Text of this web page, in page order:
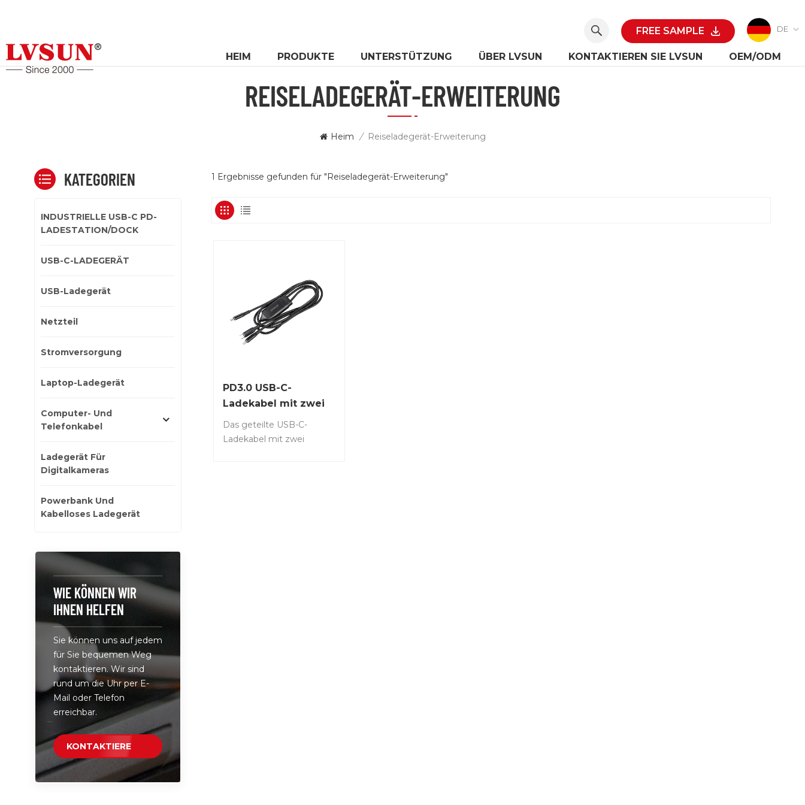
DE
FREE SAMPLE
HEIM PRODUKTE UNTERSTÜTZUNG ÜBER LVSUN KONTAKTIEREN SIE LVSUN OEM/ODM
REISELADEGERÄT-ERWEITERUNG
Heim / Reiseladegerät-Erweiterung
1 Ergebnisse gefunden für "Reiseladegerät-Erweiterung"
PD3.0 USB-C-
Ladekabel mit zwei
Anschlüssen
Das geteilte USB-C-
Ladekabel mit zwei
KATEGORIEN
INDUSTRIELLE USB-C PD-
LADESTATION/DOCK
USB-C-LADEGERÄT
USB-Ladegerät
Netzteil
Stromversorgung
Laptop-Ladegerät
Computer- Und
Telefonkabel
Ladegerät Für
Digitalkameras
Powerbank Und
Kabelloses Ladegerät
WIE KÖNNEN WIR
IHNEN HELFEN
Sie können uns auf jedem
für Sie bequemen Weg
kontaktieren. Wir sind
rund um die Uhr per E-
Mail oder Telefon
erreichbar.
KONTAKTIERE
UNS